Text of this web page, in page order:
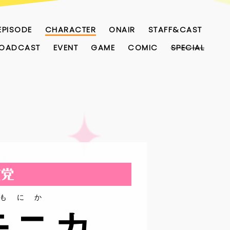
CHARACTER ONAIR
STAFF&CAST
EVENT GAME COMIC SPECIAL
にか